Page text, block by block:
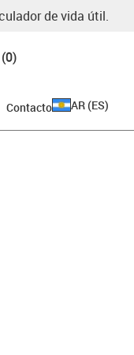
de vida útil.
(0)
Contacto AR (ES)